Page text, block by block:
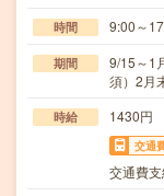
時間 9:00～
期間
9/15～1
須）2月
時給 1430円
交通
交通費